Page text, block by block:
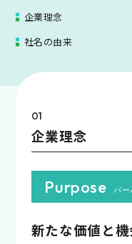
企業理念
社名の由来
01
企業理念
Purpose パー
新たな価値と機